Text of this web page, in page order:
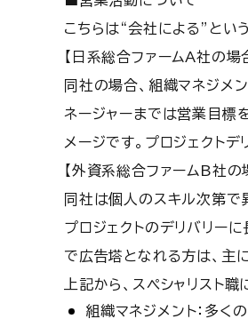
こちらは“会社による”とい
【日系総合ファームA社の場
同社の場合、組織マネジメ
ネージャーまでは営業目標
メージです。 プロジェクトデ
【外資系総合ファームB社の
同社は個人のスキル次第で
プロジェクトのデリバリー
で広告塔となれる方は、主
上記から、スペシャリスト
組織マネジメント：多く